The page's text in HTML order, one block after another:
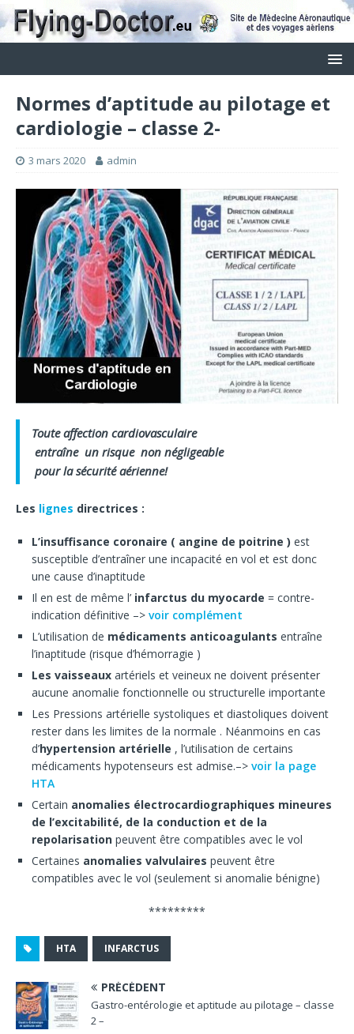
Normes d’aptitude au pilotage et
cardiologie – classe 2-
3 mars 2020 admin
Toute affection cardiovasculaire
entraîne un risque non négligeable
pour la sécurité aérienne!
Les lignes directrices :
L’insuffisance coronaire ( angine de poitrine ) est
susceptible d’entraîner une incapacité en vol et est donc
une cause d’inaptitude
Il en est de même l’ infarctus du myocarde = contre-
indication définitive –> voir complément
L’utilisation de médicaments anticoagulants entraîne
l’inaptitude (risque d’hémorragie )
Les vaisseaux artériels et veineux ne doivent présenter
aucune anomalie fonctionnelle ou structurelle importante
Les Pressions artérielle systoliques et diastoliques doivent
rester dans les limites de la normale . Néanmoins en cas
d’hypertension artérielle , l’utilisation de certains
médicaments hypotenseurs est admise.–> voir la page
HTA
Certain anomalies électrocardiographiques mineures
de l’excitabilité, de la conduction et de la
repolarisation peuvent être compatibles avec le vol
Certaines anomalies valvulaires peuvent être
compatibles avec le vol (seulement si anomalie bénigne)
*********
HTA INFARCTUS
PRÉCÉDENT
Gastro-entérologie et aptitude au pilotage – classe
2 –